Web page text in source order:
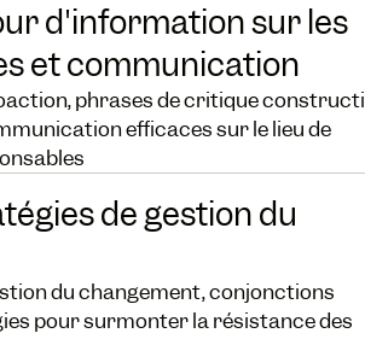
d'information sur les
et communication
phrases de critique
efficaces sur le lieu de
de gestion du
du changement, conjonctions
pour surmonter la résistance des